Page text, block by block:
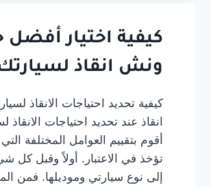
الحر
|
وونش
متحرك
السريع
24
ساعة
كيفية اختيار أفضل
ونش انقاذ
كيفية تحديد احتياجات الانقاذ
انقاذ عند تحديد احتياجات الانقاذ
أقوم بتقييم العوامل المختلفة
تؤخذ في الاعتبار. أولاً وقبل كل
إلى نوع سيارتي وموديلها. فمن